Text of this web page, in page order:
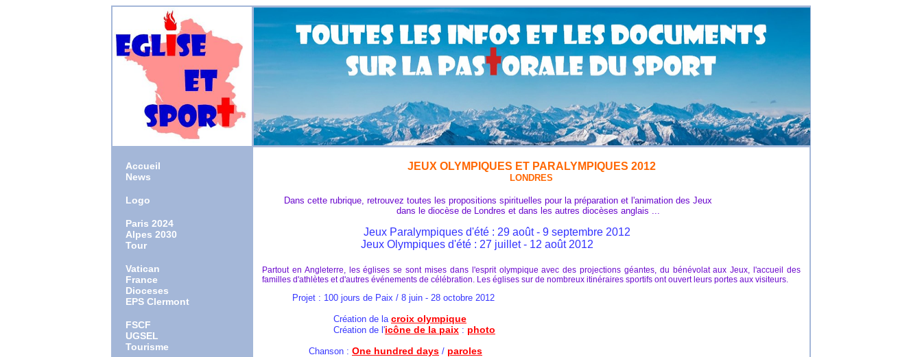
Accueil
News
Logo
Paris 2024
Alpes 2030
Tour
Vatican
France
Dioceses
EPS Clermont
FSCF
UGSEL
Tourisme
JEUX OLYMPIQUES ET PARALYMPIQUES 2012
LONDRES
Dans cette rubrique, retrouvez toutes les propositions spirituelles pour la préparation et l'animation des Jeux
dans le diocèse de Londres et dans les autres diocèses anglais ...
Jeux Paralympiques d'été : 29 août - 9 septembre 2012
Jeux Olympiques d'été : 27 juillet - 12 août 2012
Partout en Angleterre, les églises se sont mises dans l'esprit olympique avec des projections géantes, du bénévolat aux Jeux, l'accueil des
familles d'athlètes et d'autres événements de célébration. Les églises sur de nombreux itinéraires sportifs ont ouvert leurs portes aux visiteurs.
Projet : 100 jours de Paix / 8 juin - 28 octobre 2012
Création de la croix olympique
Création de l'icône de la paix : photo
Chanson : One hundred days / paroles